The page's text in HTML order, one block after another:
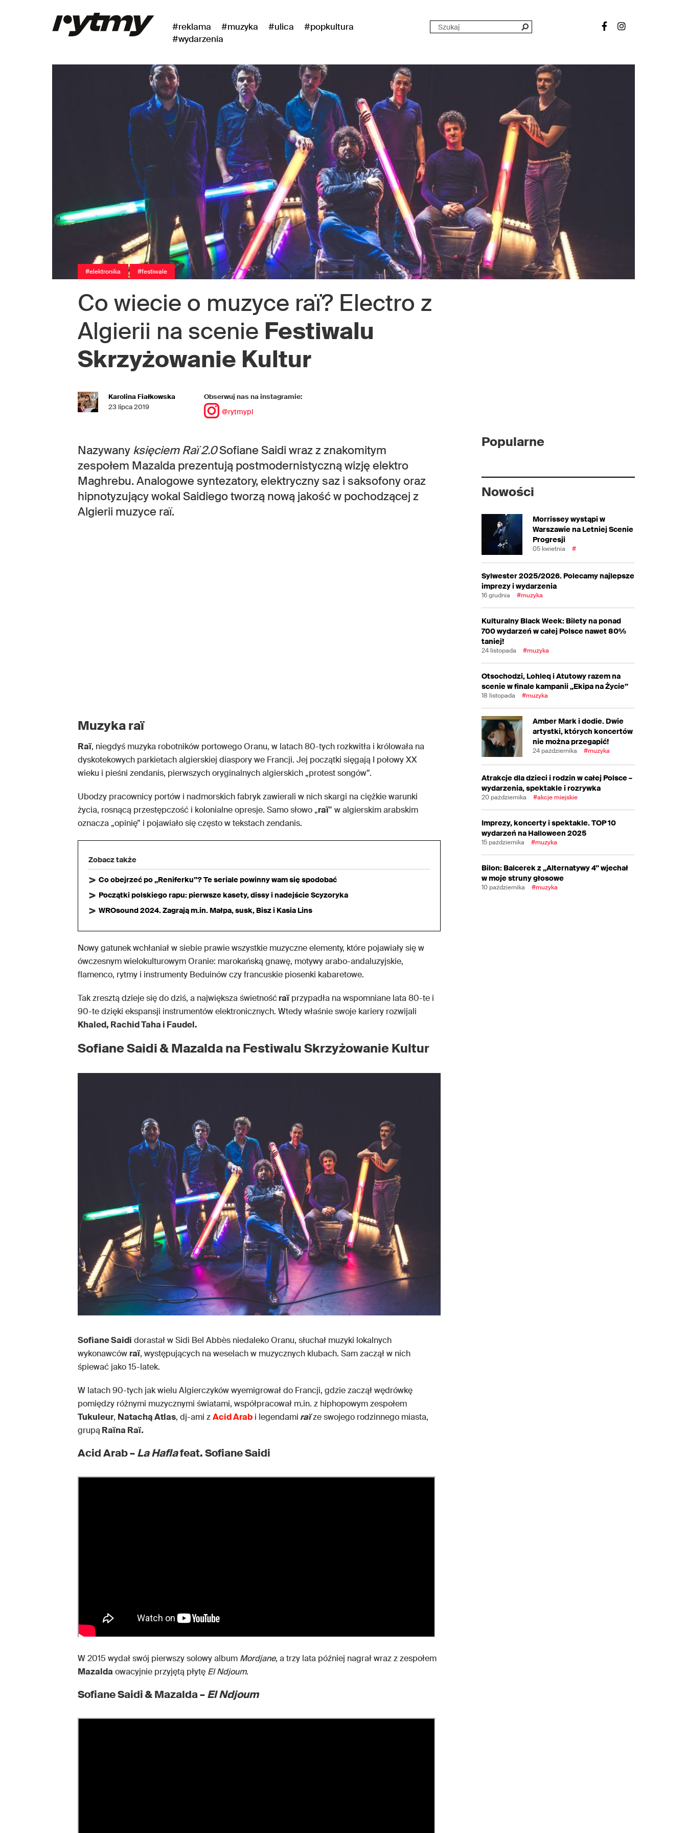
#reklama #muzyka #ulica
#popkultura
#wydarzenia
#elektronika #festiwale
Co wiecie o muzyce raï? Electro z
Algierii na scenie Festiwalu
Skrzyżowanie Kultur
Karolina Fiałkowska
23 lipca 2019
Obserwuj nas na instagramie:
@rytmypl
Nazywany księciem Raï 2.0Sofiane Saidi wraz z znakomitym
zespołem Mazalda prezentują postmodernistyczną wizję elektro
Maghrebu. Analogowe syntezatory, elektryczny saz i saksofony oraz
hipnotyzujący wokal Saidiego tworzą nową jakość w pochodzącej z
Algierii muzyce raï.
Muzyka raï
Raï, niegdyś muzyka robotników portowego Oranu, w latach 80-tych rozkwitła i królowała na
dyskotekowych parkietach algierskiej diaspory we Francji. Jej początki sięgają I połowy XX
wieku i pieśni zendanis, pierwszych oryginalnych algierskich „protest songów”.
Ubodzy pracownicy portów i nadmorskich fabryk zawierali w nich skargi na ciężkie warunki
życia, rosnącą przestępczość i kolonialne opresje. Samo słowo „raï” w algierskim arabskim
oznacza „opinię” i pojawiało się często w tekstach zendanis.
Zobacz także
Co obejrzeć po „Reniferku”? Te seriale powinny wam się spodobać
Początki polskiego rapu: pierwsze kasety, dissy i nadejście Scyzoryka
WROsound 2024. Zagrają m.in. Małpa, susk, Bisz i Kasia Lins
Nowy gatunek wchłaniał w siebie prawie wszystkie muzyczne elementy, które pojawiały się w
ówczesnym wielokulturowym Oranie: marokańską gnawę, motywy arabo-andaluzyjskie,
flamenco, rytmy i instrumenty Beduinów czy francuskie piosenki kabaretowe.
Tak zresztą dzieje się do dziś, a największa świetnośćraïprzypadła na wspomniane lata 80-te i
90-te dzięki ekspansji instrumentów elektronicznych. Wtedy właśnie swoje kariery rozwijali
Khaled, Rachid Taha i Faudel.
Sofiane Saidi & Mazalda na Festiwalu Skrzyżowanie Kultur
Sofiane Saidi dorastał w Sidi Bel Abbès niedaleko Oranu, słuchał muzyki lokalnych
wykonawców raï, występujących na weselach w muzycznych klubach. Sam zaczął w nich
śpiewać jako 15-latek.
W latach 90-tych jak wielu Algierczyków wyemigrował do Francji, gdzie zaczął wędrówkę
pomiędzy różnymi muzycznymi światami, współpracował m.in. z hiphopowym zespołem
Tukuleur, Natachą Atlas, dj-ami zAcid Arab i legendami raïze swojego rodzinnego miasta,
grupąRaïna Raï.
Acid Arab –La Haflafeat. Sofiane Saidi
W 2015 wydał swój pierwszy solowy album Mordjane, a trzy lata później nagrał wraz z zespołem
Mazalda owacyjnie przyjętą płytę El Ndjoum.
Sofiane Saidi & Mazalda –El Ndjoum
Popularne
Nowości
Morrissey wystąpi w
Warszawie na Letniej Scenie
Progresji
05 kwietnia #
Sylwester 2025/2026. Polecamy najlepsze
imprezy i wydarzenia
16 grudnia #muzyka
Kulturalny Black Week: Bilety na ponad
700 wydarzeń w całej Polsce nawet 80%
taniej!
24 listopada #muzyka
Otsochodzi, Lohleq i Atutowy razem na
scenie w finale kampanii „Ekipa na Życie”
18 listopada #muzyka
Amber Mark i dodie. Dwie
artystki, których koncertów
nie można przegapić!
24 października #muzyka
Atrakcje dla dzieci i rodzin w całej Polsce –
wydarzenia, spektakle i rozrywka
20 października #akcje miejskie
Imprezy, koncerty i spektakle. TOP 10
wydarzeń na Halloween 2025
15 października #muzyka
Bilon: Balcerek z „Alternatywy 4” wjechał
w moje struny głosowe
10 października #muzyka